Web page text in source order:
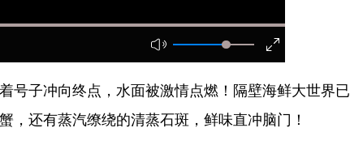
子冲向终点，水面被激情点燃！隔壁海鲜大世界已
还有蒸汽缭绕的清蒸石斑，鲜味直冲脑门！